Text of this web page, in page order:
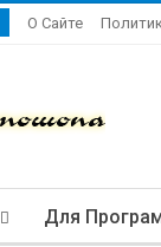
О Сайте
Для